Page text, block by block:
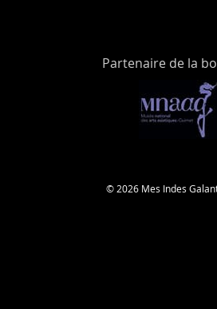
Partenaire de la
© 2026 Mes Indes